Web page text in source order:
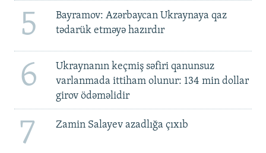
5
Bayramov: Azərbaycan Ukraynaya qaz
tədarük etməyə hazırdır
6
Ukraynanın keçmiş səfiri qanunsuz
varlanmada ittiham olunur: 134 min dollar
girov ödəməlidir
7 Zamin Salayev azadlığa çıxıb